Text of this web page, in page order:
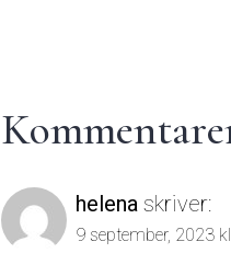
helena skriver:
9 september, 2023